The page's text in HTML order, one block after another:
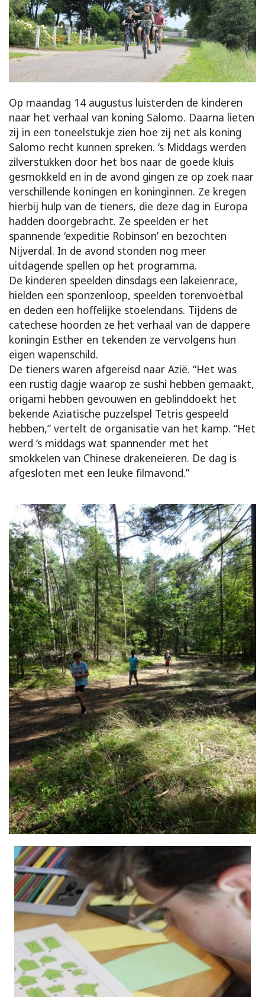
Op maandag 14 augustus luisterden de kinderen
naar het verhaal van koning Salomo. Daarna lieten
zij in een toneelstukje zien hoe zij net als koning
Salomo recht kunnen spreken. ‘s Middags werden
zilverstukken door het bos naar de goede kluis
gesmokkeld en in de avond gingen ze op zoek naar
verschillende koningen en koninginnen. Ze kregen
hierbij hulp van de tieners, die deze dag in Europa
hadden doorgebracht. Ze speelden er het
spannende ‘expeditie Robinson’ en bezochten
Nijverdal. In de avond stonden nog meer
uitdagende spellen op het programma.
De kinderen speelden dinsdags een lakeienrace,
hielden een sponzenloop, speelden torenvoetbal
en deden een hoffelijke stoelendans. Tijdens de
catechese hoorden ze het verhaal van de dappere
koningin Esther en tekenden ze vervolgens hun
eigen wapenschild.
De tieners waren afgereisd naar Azië. “Het was
een rustig dagje waarop ze sushi hebben gemaakt,
origami hebben gevouwen en geblinddoekt het
bekende Aziatische puzzelspel Tetris gespeeld
hebben,” vertelt de organisatie van het kamp. “Het
werd ‘s middags wat spannender met het
smokkelen van Chinese drakeneieren. De dag is
afgesloten met een leuke filmavond.”